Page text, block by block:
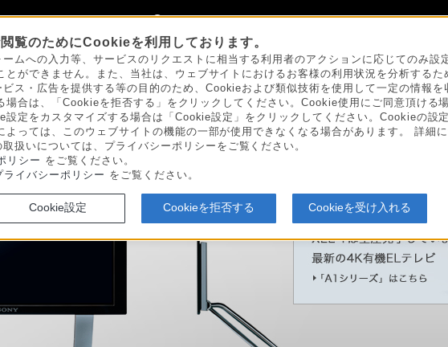
XEL-1）
覧のためにCookieを利用しております。
ムへの入力等、サービスのリクエストに相当する利用者のアクションに応じてのみ設
ができません。また、当社は、ウェブサイトにおけるお客様の利用状況を分析するた
ス・広告を提供する等の目的のため、Cookieおよび類似技術を使用して一定の情報を
場合は、「Cookieを拒否する」をクリックしてください。Cookie使用にご同意頂ける
設定をカスタマイズする場合は「Cookie設定」をクリックしてください。Cookieの設
っては、このウェブサイトの機能の一部が使用できなくなる場合があります。 詳細
扱いについては、プライバシーポリシーをご覧ください。
リシー をご覧ください。
ライバシーポリシー をご覧ください。
Cookie設定 Cookieを拒否する Cookieを受け入れる